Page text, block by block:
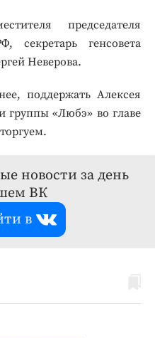
председателя
секретарь генсовета
Неверова.
поддержать Алексея
группы «Любэ» во главе
новости за день
ВК
в